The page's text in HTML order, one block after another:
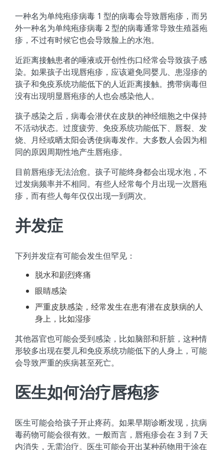
一种名为单纯疱疹病毒 1 型的病毒会导致唇疱疹，而另
外一种名为单纯疱疹病毒 2 型的病毒通常导致生殖器疱
疹，不过有时候它也会导致脸上的水泡。
近距离接触患者的唾液或开创性伤口经常会导致孩子感
染。如果孩子出现唇疱疹，应该避免同婴儿、患湿疹的
孩子和免疫系统功能低下的人近距离接触。携带病毒但
没有出现明显唇疱疹的人也会感染他人。
孩子感染之后，病毒会潜伏在皮肤的神经细胞之中保持
不活动状态。过度疲劳、免疫系统功能低下、唇裂、发
烧、月经或晒太阳会诱使病毒发作。大多数人会因为相
同的原因周期性地产生唇疱疹。
目前唇疱疹无法治愈。孩子可能终身都会出现水泡，不
过发病频率并不相同。有些人经常每个月出现一次唇疱
疹，而有些人每年仅仅出现一到两次。
并发症
下列并发症有可能会发生但罕见：
脱水和剧烈疼痛
眼睛感染
严重皮肤感染，经常发生在患有潜在皮肤病的人
身上，比如湿疹
其他器官也可能会受到感染，比如脑部和肝脏，这种情
形较多出现在婴儿和免疫系统功能低下的人身上，可能
会导致严重的疾病甚至死亡。
医生如何治疗唇疱疹
医生可能会给孩子开止疼药。如果早期诊断发现，抗病
毒药物可能会很有效。一般而言，唇疱疹会在 3 到 7 天
内消失，无需治疗。医生可能会开出某种药物用于涂在